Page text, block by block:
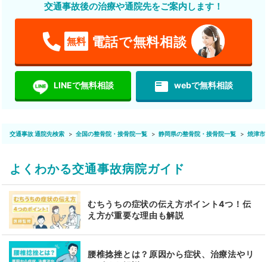
交通事故後の治療や通院先をご案内します！
無料 電話で無料相談
LINEで無料相談 featured_play_list webで無料相談
交通事故 通院先検索 全国の整骨院・接骨院一覧 静岡県の整骨院・接骨院一覧 焼津市
よくわかる交通事故病院ガイド
むちうちの症状の伝え方ポイント4つ！伝
え方が重要な理由も解説
腰椎捻挫とは？原因から症状、治療法やリ